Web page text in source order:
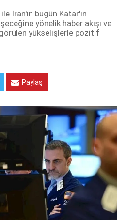
İran'ın bugün Katar'ın
yönelik haber akışı ve
yükselişlerle pozitif
Paylaş